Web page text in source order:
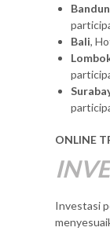
Bali,
ONLINE
Investasi